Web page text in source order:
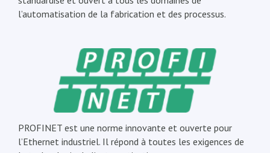
l’automatisation de la fabrication et des processus.
PROFINET est une norme innovante et ouverte pour
l’Ethernet industriel. Il répond à toutes les exigences de